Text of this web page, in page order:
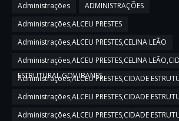
Administrações
ADMINISTRAÇÕES
Administrações,ALCEU PRESTES
Administrações,ALCEU PRESTES,CELINA LEÃO
Administrações,ALCEU PRESTES,CELINA
ESTRUTURAL,GOV IBANES
Administrações,ALCEU PRESTES,CIDADE
Administrações,ALCEU PRESTES,CIDADE
Administrações,ALCEU PRESTES,CIDADE